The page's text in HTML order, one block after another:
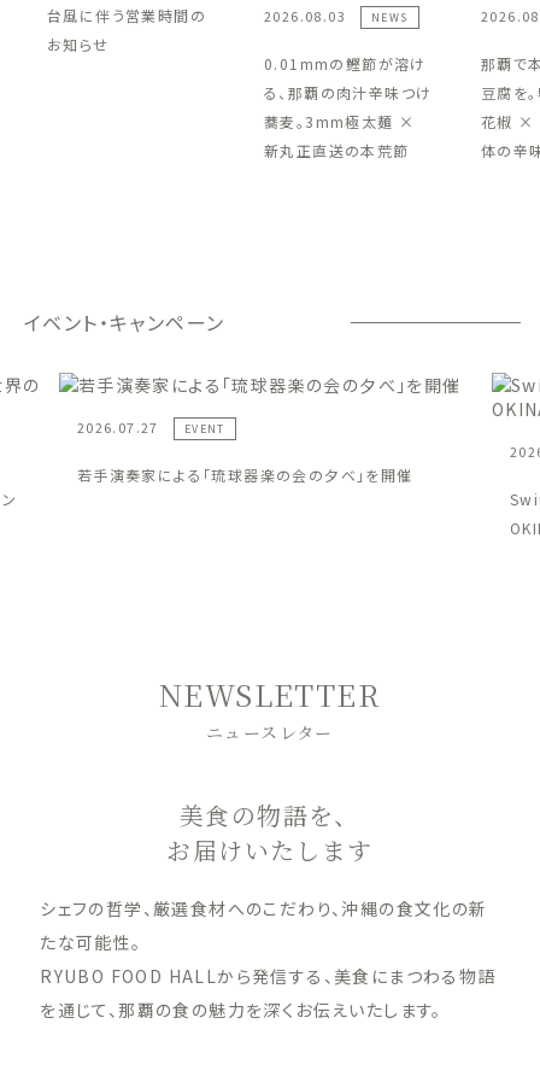
台風に伴う営業時間の
お知らせ
2026.08.03 NEWS
0.01mmの鰹節が溶け
る、那覇の肉汁辛味つけ
蕎麦。3mm極太麺 ×
新丸正直送の本荒節
那覇で
豆腐を
花椒 ×
体の辛
イベント・キャンペーン
2026.07.27 EVENT
若手演奏家による「琉球器楽の会の夕べ」を開催
NEWSLETTER
ニュースレター
美食の物語を、
お届けいたします
シェフの哲学、厳選食材へのこだわり、沖縄の食文化の新
たな可能性。
RYUBO FOOD HALLから発信する、美食にまつわる物語
を通じて、那覇の食の魅力を深くお伝えいたします。